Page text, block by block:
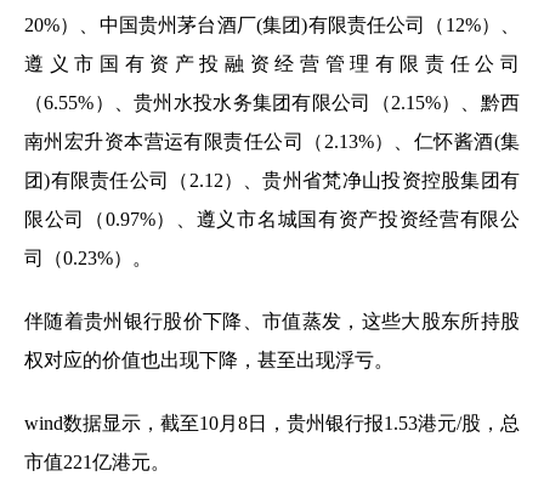
20%）、中国贵州茅台酒厂(集团)有限责任公司（12%）、
遵义市国有资产投融资经营管理有限责任公司
（6.55%）、贵州水投水务集团有限公司（2.15%）、黔西
南州宏升资本营运有限责任公司（2.13%）、仁怀酱酒(集
团)有限责任公司（2.12）、贵州省梵净山投资控股集团有
限公司（0.97%）、遵义市名城国有资产投资经营有限公
司（0.23%）。
伴随着贵州银行股价下降、市值蒸发，这些大股东所持股
权对应的价值也出现下降，甚至出现浮亏。
wind数据显示，截至10月8日，贵州银行报1.53港元/股，总
市值221亿港元。